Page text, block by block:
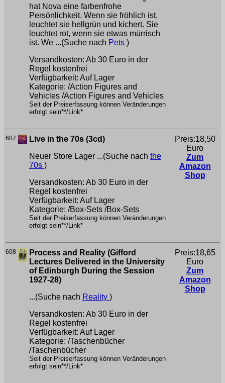
hat Nova eine farbenfrohe
Persönlichkeit. Wenn sie fröhlich ist,
leuchtet sie hellgrün und kichert. Sie
leuchtet rot, wenn sie etwas mürrisch
ist. We ...(Suche nach Pets )
Versandkosten: Ab 30 Euro in der
Regel kostenfrei
Verfügbarkeit: Auf Lager
Kategorie: /Action Figures and
Vehicles /Action Figures and Vehicles
Seit der Preiserfassung können Veränderungen
erfolgt sein**/Link*
607
Live in the 70s (3cd)
Neuer Store Lager ...(Suche nach the
70s )
Versandkosten: Ab 30 Euro in der
Regel kostenfrei
Verfügbarkeit: Auf Lager
Kategorie: /Box-Sets /Box-Sets
Seit der Preiserfassung können Veränderungen
erfolgt sein**/Link*
Preis:18,50
Euro
Zum
Amazon
Shop
608
Process and Reality (Gifford
Lectures Delivered in the University
of Edinburgh During the Session
1927-28)
...(Suche nach Reality )
Versandkosten: Ab 30 Euro in der
Regel kostenfrei
Verfügbarkeit: Auf Lager
Kategorie: /Taschenbücher
/Taschenbücher
Seit der Preiserfassung können Veränderungen
erfolgt sein**/Link*
Preis:18,65
Euro
Zum
Amazon
Shop